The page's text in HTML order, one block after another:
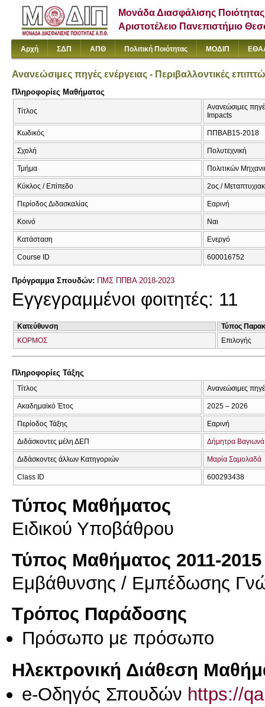
Μονάδα Διασφάλισης Ποιότητας
Αριστοτέλειο Πανεπιστήμιο
Αρχή ΣΔΠ ΑΠΘ Πολιτική Ποιότητας ΜΟΔΙΠ
Ανανεώσιμες πηγές ενέργειας - Περιβαλλοντικές
Πληροφορίες Μαθήματος
Τίτλος
Ανανεώσιμες
Impacts
Κωδικός ΠΠΒΑΒ15-2018
Σχολή Πολυτεχνική
Τμήμα Πολιτικών
Κύκλος / Επίπεδο 2ος /
Περίοδος Διδασκαλίας Εαρινή
Κοινό Ναι
Κατάσταση Ενεργό
Course ID 600016752
Πρόγραμμα Σπουδών: ΠΜΣ ΠΠΒΑ 2018-2023
Εγγεγραμμένοι φοιτητές: 11
Κατεύθυνση
Τύπος
ΚΟΡΜΟΣ
Επιλογής
Πληροφορίες Τάξης
Τίτλος Ανανεώσιμες
Ακαδημαϊκό Έτος 2025 – 2026
Περίοδος Τάξης Εαρινή
Διδάσκοντες μέλη ΔΕΠ Δήμητρα Βαγιωνά
Διδάσκοντες άλλων Κατηγοριών Μαρία Σαμολαδά
Class ID 600293438
Τύπος Μαθήματος
Ειδικού Υποβάθρου
Τύπος Μαθήματος 2011-2015
Εμβάθυνσης / Εμπέδωσης
Τρόπος Παράδοσης
Πρόσωπο με πρόσωπο
Ηλεκτρονική Διάθεση
e-Οδηγός Σπουδών https://